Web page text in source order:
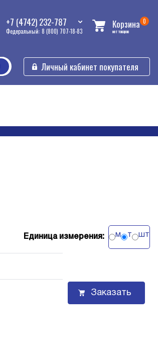
+7 (4742) 232-787
Федеральный: 8 (800) 707-18-83
Корзина 0
нет товаров
Личный кабинет покупателя
Единица измерения: м т шт
Заказать